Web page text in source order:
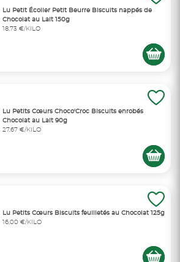
Lu Petit Écolier Petit Beurre Biscuits nappés de
Chocolat au Lait 150g
18,73 €/KILO
Lu Petits Cœurs Choco'Croc Biscuits enrobés
Chocolat au Lait 90g
27,67 €/KILO
Lu Petits Cœurs Biscuits feuilletés au Chocolat 125g
16,00 €/KILO